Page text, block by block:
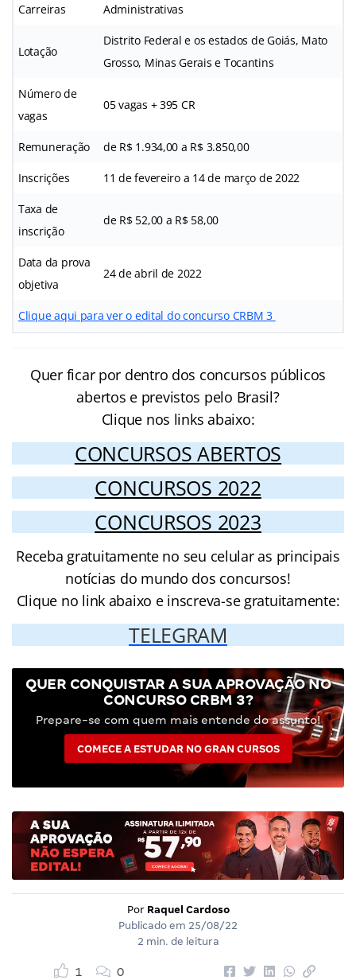
Carreiras Administrativas
Lotação
Distrito Federal e os estados de Goiás, Mato
Grosso, Minas Gerais e Tocantins
Número de
vagas
05 vagas + 395 CR
Remuneração de R$ 1.934,00 a R$ 3.850,00
Inscrições 11 de fevereiro a 14 de março de 2022
Taxa de
inscrição
de R$ 52,00 a R$ 58,00
Data da prova
objetiva
24 de abril de 2022
Clique aqui para ver o edital do concurso CRBM 3
Quer ficar por dentro dos concursos públicos
abertos e previstos pelo Brasil?
Clique nos links abaixo:
CONCURSOS ABERTOS
CONCURSOS 2022
CONCURSOS 2023
Receba gratuitamente no seu celular as principais
notícias do mundo dos concursos!
Clique no link abaixo e inscreva-se gratuitamente:
TELEGRAM
QUER CONQUISTAR A SUA APROVAÇÃO NO
CONCURSO CRBM 3?
Prepare-se com quem mais entende do assunto!
COMECE A ESTUDAR NO GRAN CURSOS
Por Raquel Cardoso
Publicado em 25/08/22
2 min. de leitura
1 0